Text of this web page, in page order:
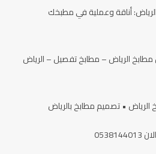
أناقة وعملية في مطبخك
الرياض – مطابخ تفصيل – الرياض
• تصميم مطابخ بالرياض